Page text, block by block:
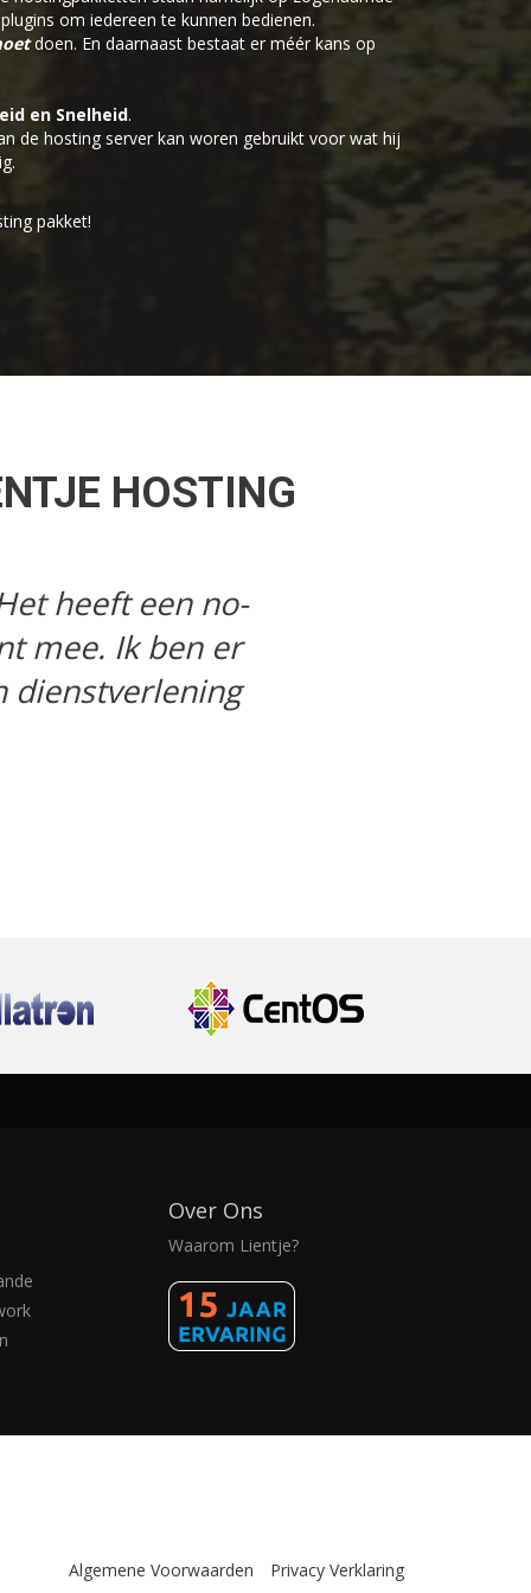
om iedereen te kunnen bedienen.
doen. En daarnaast bestaat er méér kans op
en Snelheid.
de hosting server kan woren gebruikt voor wat hij
pakket!
HOSTING